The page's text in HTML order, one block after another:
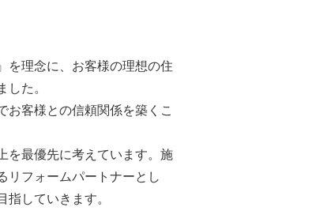
を理念に、お客様の理想の住
た。
お客様との信頼関係を築くこ
を最優先に考えています。施
リフォームパートナーとし
していきます。